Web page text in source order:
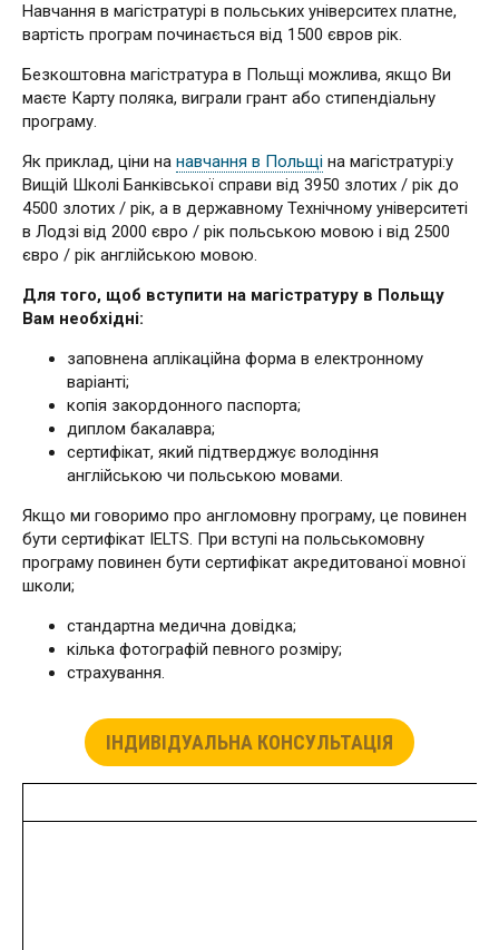
Навчання в магістратурі в польських університех платне,
вартість програм починається від 1500 євров рік.
Безкоштовна магістратура в Польщі можлива, якщо Ви
маєте Карту поляка, виграли грант або стипендіальну
програму.
Як приклад, ціни на навчання в Польщі на магістратурі:у
Вищій Школі Банківської справи від 3950 злотих / рік до
4500 злотих / рік, а в державному Технічному університеті
в Лодзі від 2000 євро / рік польською мовою і від 2500
євро / рік англійською мовою.
Для того, щоб вступити на магістратуру в Польщу
Вам необхідні:
заповнена аплікаційна форма в електронному
варіанті;
копія закордонного паспорта;
диплом бакалавра;
сертифікат, який підтверджує володіння
англійською чи польською мовами.
Якщо ми говоримо про англомовну програму, це повинен
бути сертифікат IELTS. При вступі на польськомовну
програму повинен бути сертифікат акредитованої мовної
школи;
стандартна медична довідка;
кілька фотографій певного розміру;
страхування.
ІНДИВІДУАЛЬНА КОНСУЛЬТАЦІЯ